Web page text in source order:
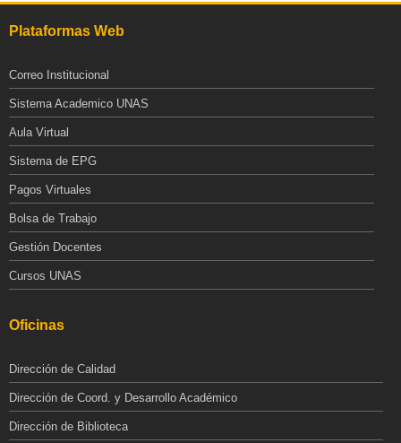
Plataformas Web
Correo Institucional
Sistema Academico UNAS
Aula Virtual
Sistema de EPG
Pagos Virtuales
Bolsa de Trabajo
Gestión Docentes
Cursos UNAS
Oficinas
Dirección de Calidad
Dirección de Coord. y Desarrollo Académico
Dirección de Biblioteca